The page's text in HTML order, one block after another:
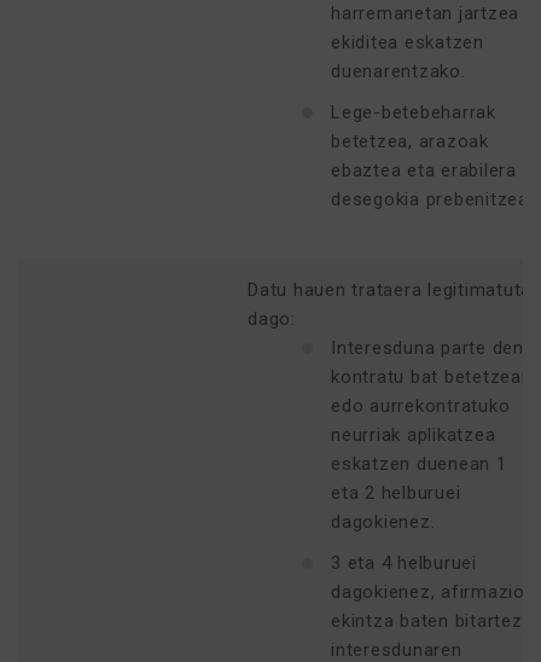
harremanetan jartzea
ekiditea eskatzen
duenarentzako.
Lege-betebeharrak
betetzea, arazoak
ebaztea eta erabilera
desegokia prebenitzea.
Datu hauen trataera legitimatuta
dago:
Interesduna parte den
kontratu bat betetzean
edo aurrekontratuko
neurriak aplikatzea
eskatzen duenean 1
eta 2 helburuei
dagokienez.
3 eta 4 helburuei
dagokienez, afirmazio-
ekintza baten bitartez,
interesdunaren